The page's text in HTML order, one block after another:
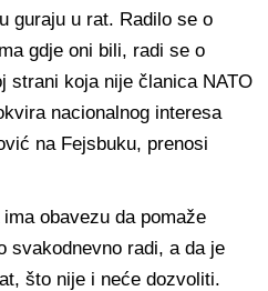
guraju u rat. Radilo se o
gdje oni bili, radi se o
strani koja nije članica NATO
nacionalnog interesa
na Fejsbuku, prenosi
obavezu da pomaže
svakodnevno radi, a da je
što nije i neće dozvoliti.